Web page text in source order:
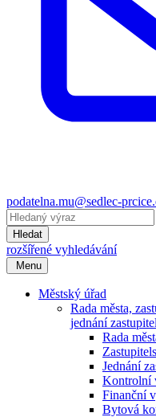
podatelna.mu@sedlec-
Hledat
rozšířené vyhledávání
Menu
Městský úřad
Rada města,
jednání
Rada
Jednání
Kontrolní
Finanční
Bytová